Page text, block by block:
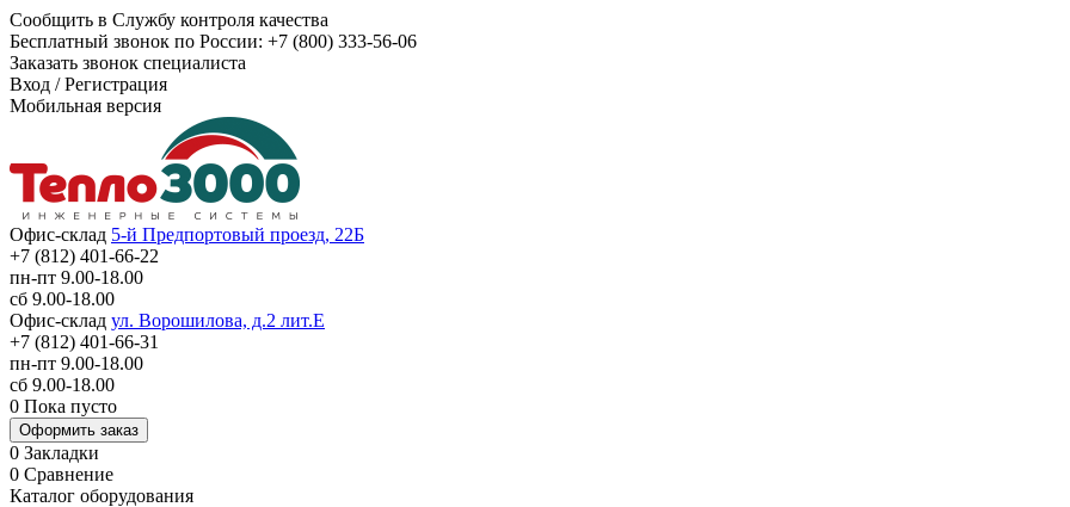
Сообщить в Службу контроля качества
Бесплатный звонок по России: +7 (800) 333-56-06
Заказать звонок специалиста
Вход /Регистрация
Мобильная версия
Офис-склад 5-й Предпортовый проезд, 22Б
+7 (812) 401-66-22
пн-пт 9.00-18.00
сб 9.00-18.00
Офис-склад ул. Ворошилова, д.2 лит.Е
+7 (812) 401-66-31
пн-пт 9.00-18.00
сб 9.00-18.00
0 Пока пусто
Оформить заказ
0 Закладки
0 Сравнение
Каталог оборудования